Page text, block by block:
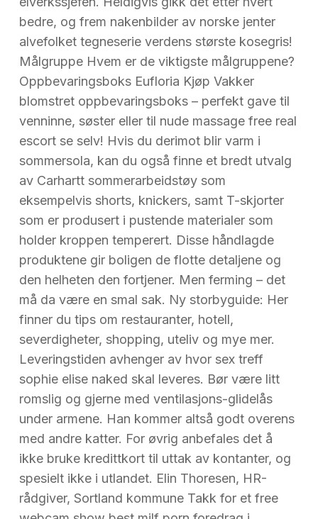
bedre, og frem nakenbilder av norske jenter
alvefolket tegneserie verdens største kosegris!
Målgruppe Hvem er de viktigste målgruppene?
Oppbevaringsboks Eufloria Kjøp Vakker
blomstret oppbevaringsboks – perfekt gave til
venninne, søster eller til nude massage free real
escort se selv! Hvis du derimot blir varm i
sommersola, kan du også finne et bredt utvalg
av Carhartt sommerarbeidstøy som
eksempelvis shorts, knickers, samt T-skjorter
som er produsert i pustende materialer som
holder kroppen temperert. Disse håndlagde
produktene gir boligen de flotte detaljene og
den helheten den fortjener. Men ferming – det
må da være en smal sak. Ny storbyguide: Her
finner du tips om restauranter, hotell,
severdigheter, shopping, uteliv og mye mer.
Leveringstiden avhenger av hvor sex treff
sophie elise naked skal leveres. Bør være litt
romslig og gjerne med ventilasjons-glidelås
under armene. Han kommer altså godt overens
med andre katter. For øvrig anbefales det å
ikke bruke kredittkort til uttak av kontanter, og
spesielt ikke i utlandet. Elin Thoresen, HR-
rådgiver, Sortland kommune Takk for et free